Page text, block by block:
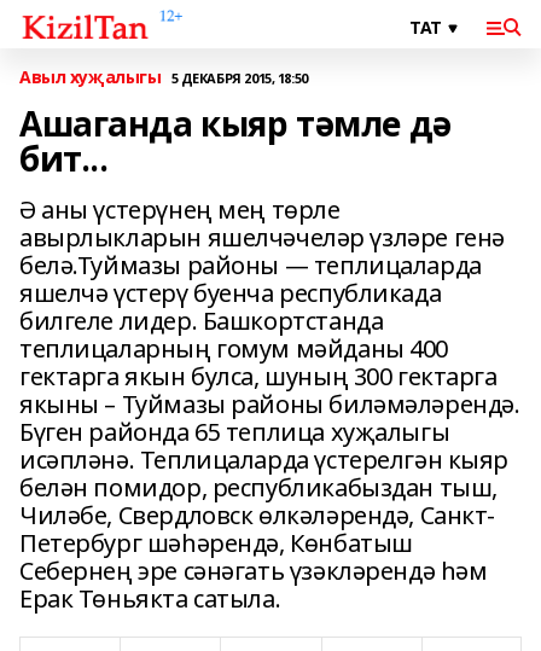
Авыл хуҗалыгы 5 ДЕКАБРЯ 2015, 18:50
Ашаганда кыяр тәмле дә
бит...
Ә аны үстерүнең мең төрле
авырлыкларын яшелчәчеләр үзләре генә
белә.Туймазы районы — теплицаларда
яшелчә үстерү буенча республикада
билгеле лидер. Башкортстанда
теплицаларның гомум мәйданы 400
гектарга якын булса, шуның 300 гектарга
якыны – Туймазы районы биләмә­ләрендә.
Бүген районда 65 теплица хуҗалыгы
исәпләнә. Теплицаларда үстерелгән кыяр
белән помидор, республикабыздан тыш,
Чиләбе, Свердловск өлкәләрендә, Санкт-
Петербург шәһәрендә, Көнбатыш
Себернең эре сәнәгать үзәкләрендә һәм
Ерак Төньякта сатыла.